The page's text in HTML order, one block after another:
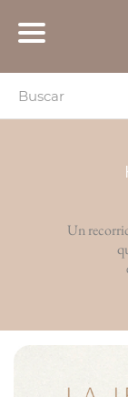
Un